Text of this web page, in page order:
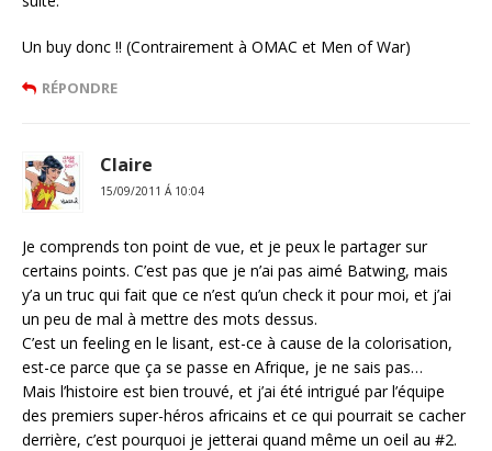
Un buy donc !! (Contrairement à OMAC et Men of War)
RÉPONDRE
Claire
15/09/2011 Á 10:04
Je comprends ton point de vue, et je peux le partager sur
certains points. C’est pas que je n’ai pas aimé Batwing, mais
y’a un truc qui fait que ce n’est qu’un check it pour moi, et j’ai
un peu de mal à mettre des mots dessus.
C’est un feeling en le lisant, est-ce à cause de la colorisation,
est-ce parce que ça se passe en Afrique, je ne sais pas…
Mais l’histoire est bien trouvé, et j’ai été intrigué par l’équipe
des premiers super-héros africains et ce qui pourrait se cacher
derrière, c’est pourquoi je jetterai quand même un oeil au #2.